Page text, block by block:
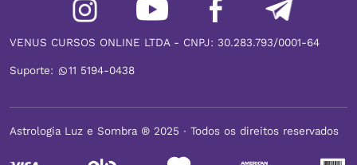
VENUS CURSOS ONLINE LTDA - CNPJ: 30.283.793/0001-64
Suporte: 11 5194-0438
Astrologia Luz e Sombra ® 2025 ∙ Todos os direitos reservados